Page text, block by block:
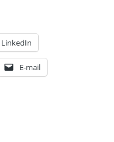
LinkedIn
E-mail